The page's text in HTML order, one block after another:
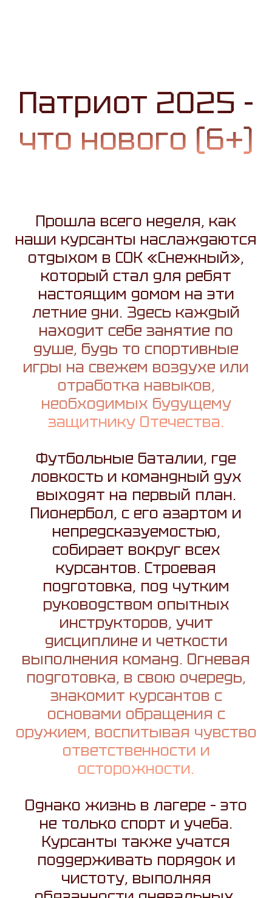
Патриот 2025 -
что нового (6+)
Прошла всего неделя, как
наши курсанты наслаждаются
отдыхом в СОК «Снежный»,
который стал для ребят
настоящим домом на эти
летние дни. Здесь каждый
находит себе занятие по
душе, будь то спортивные
игры на свежем воздухе или
отработка навыков,
необходимых будущему
защитнику Отечества.
Футбольные баталии, где
ловкость и командный дух
выходят на первый план.
Пионербол, с его азартом и
непредсказуемостью,
собирает вокруг всех
курсантов. Строевая
подготовка, под чутким
руководством опытных
инструкторов, учит
дисциплине и четкости
выполнения команд. Огневая
подготовка, в свою очередь,
знакомит курсантов с
основами обращения с
оружием, воспитывая чувство
ответственности и
осторожности.
Однако жизнь в лагере – это
не только спорт и учеба.
Курсанты также учатся
поддерживать порядок и
чистоту, выполняя